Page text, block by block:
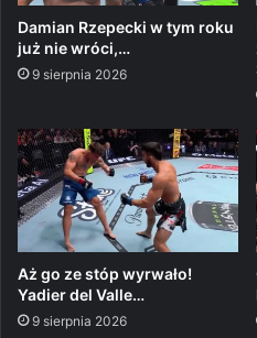
Damian Rzepecki w tym roku
już nie wróci,…
9 sierpnia 2026
Aż go ze stóp wyrwało!
Yadier del Valle…
9 sierpnia 2026